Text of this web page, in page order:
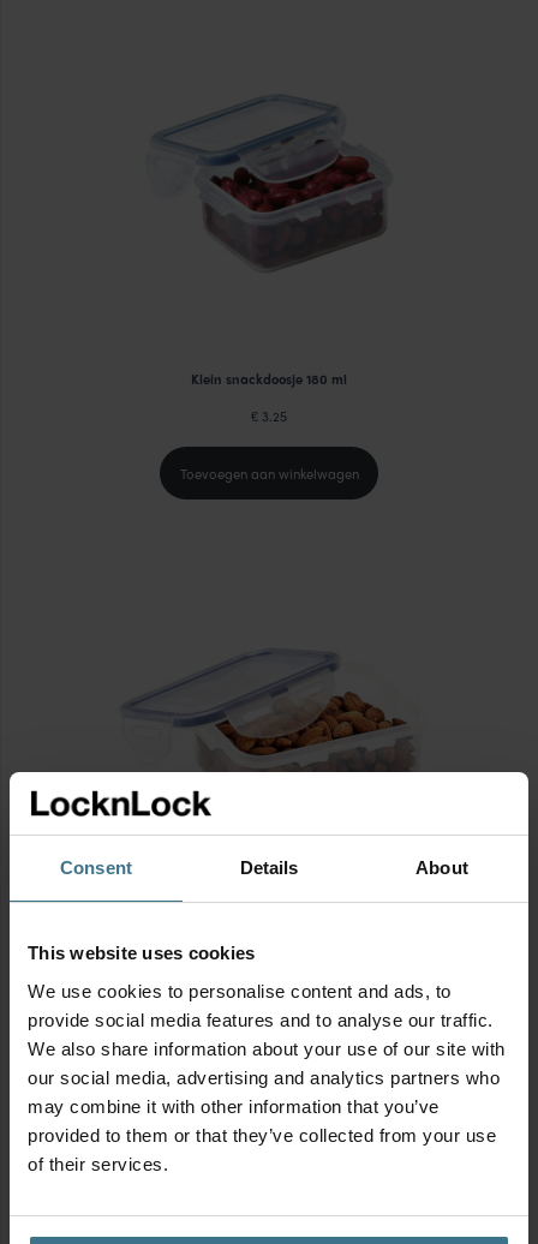
Consent Details About
This website uses cookies
We use cookies to personalise content and ads, to
provide social media features and to analyse our traffic.
We also share information about your use of our site with
our social media, advertising and analytics partners who
may combine it with other information that you’ve
provided to them or that they’ve collected from your use
of their services.
Klein snackdoosje 180 ml
€ 3.25
Toevoegen aan winkelwagen
€
Toevoegen aan winkelwagen